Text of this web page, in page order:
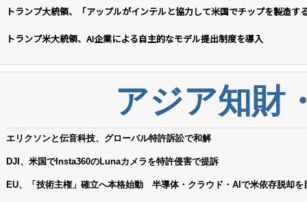
トランプ大統領、「アップルがインテルと協力して米国でチップを製造す
トランプ米大統領、AI企業による自主的なモデル提出制度を導入
アジア知財
エリクソンと伝音科技、グローバル特許訴訟で和解
DJI、米国でInsta360のLunaカメラを特許侵害で提訴
EU、「技術主権」確立へ本格始動 半導体・クラウド・AIで米依存脱却を